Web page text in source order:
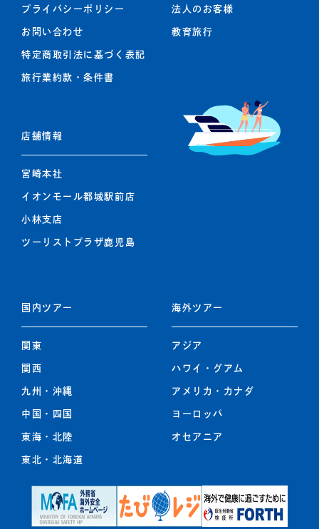
プライバシーポリシー
お問い合わせ
特定商取引法に基づく表記
旅行業約款・条件書
法人のお客様
教育旅行
店舗情報
宮崎本社
イオンモール都城駅前店
小林支店
ツーリストプラザ鹿児島
国内ツアー
関東
関西
九州 ・ 沖縄
中国・四国
東海・北陸
東北 ・ 北海道
海外ツアー
アジア
ハワイ・グアム
アメリカ・カナダ
ヨーロッパ
オセアニア